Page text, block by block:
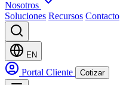
Nosotros
Soluciones Recursos Contacto
EN
Portal Cliente Cotizar